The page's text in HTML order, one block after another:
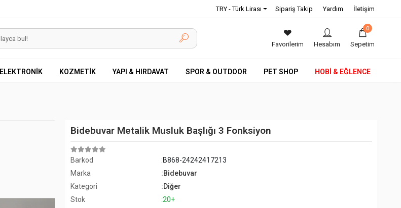
TRY - Türk Lirası Sipariş Takip Yardım İletişim
Favorilerim Hesabım
0
Sepetim
ELEKTRONİK KOZMETİK YAPI & HIRDAVAT SPOR & OUTDOOR PET SHOP HOBİ & EĞLENCE
Bidebuvar Metalik Musluk Başlığı 3 Fonksiyon
Barkod
:B868-24242417213
Marka
:Bidebuvar
Kategori
:Diğer
Stok
:20+